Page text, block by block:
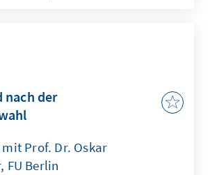
nach der
Prof. Dr. Oskar
FU Berlin